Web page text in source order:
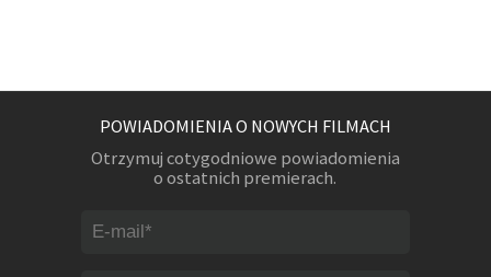
POWIADOMIENIA O NOWYCH FILMACH
Otrzymuj cotygodniowe powiadomienia
o ostatnich premierach.